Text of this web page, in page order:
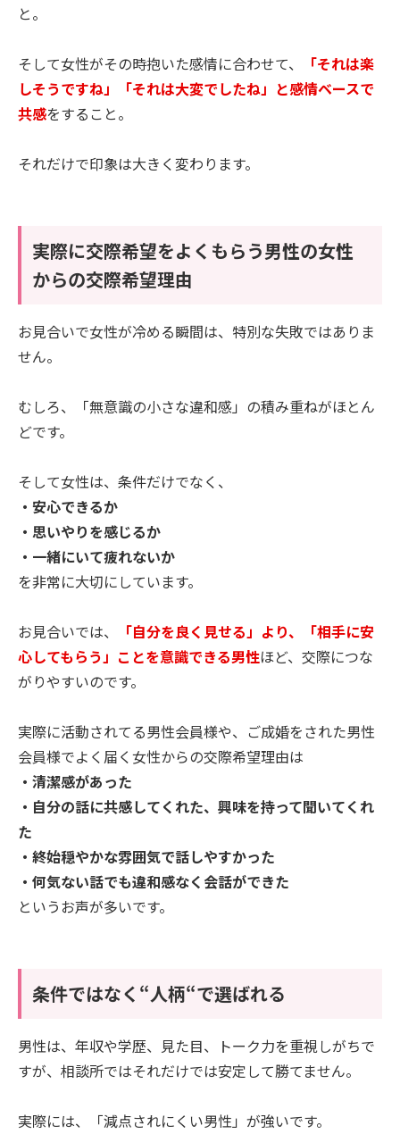
と。
そして女性がその時抱いた感情に合わせて、
「それは楽
しそうですね」「それは大変でしたね」と感情ベースで
共感をすること。
それだけで印象は大きく変わります。
実際に交際希望をよくもらう男性の女性
からの交際希望理由
お見合いで女性が冷める瞬間は、特別な失敗ではありま
せん。
むしろ、「無意識の小さな違和感」の積み重ねがほとん
どです。
そして女性は、条件だけでなく、
・安心できるか
・思いやりを感じるか
・一緒にいて疲れないか
を非常に大切にしています。
お見合いでは、
「自分を良く見せる」より、「相手に安
心してもらう」ことを意識できる男性ほど、交際につな
がりやすいのです。
実際に活動されてる男性会員様や、ご成婚をされた男性
会員様でよく届く女性からの交際希望理由は
・清潔感があった
・自分の話に共感してくれた、興味を持って聞いてくれ
た
・終始穏やかな雰囲気で話しやすかった
・何気ない話でも違和感なく会話ができた
というお声が多いです。
条件ではなく“人柄“で選ばれる
男性は、年収や学歴、見た目、トーク力を重視しがちで
すが、相談所ではそれだけでは安定して勝てません。
実際には、「減点されにくい男性」が強いです。